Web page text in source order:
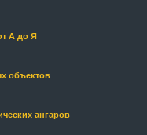
А до Я
объектов
ангаров